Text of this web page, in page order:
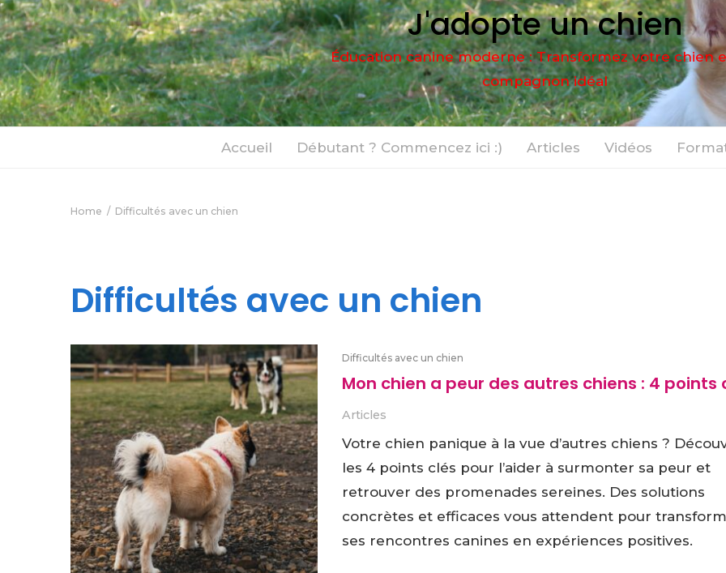
J'adopte un chien
Éducation canine moderne : Transformez votre chien
compagnon idéal
Accueil Débutant ? Commencez ici :) Articles Vidéos
Home Difficultés avec un chien
Difficultés avec un chien
Difficultés avec un chien
Mon chien a peur des autres chiens : 4 points
Articles
Votre chien panique à la vue d’autres chiens ?
les 4 points clés pour l’aider à surmonter sa peur et
retrouver des promenades sereines. Des solutions
concrètes et efficaces vous attendent pour
ses rencontres canines en expériences positives.